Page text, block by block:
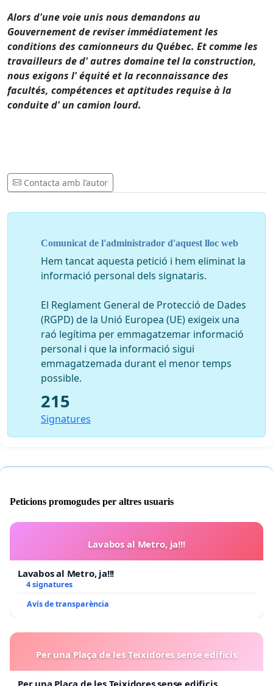
Alors d'une voie unis nous demandons au
Gouvernement de reviser immédiatement les
conditions des camionneurs du Québec. Et comme les
travailleurs de d' autres domaine tel la construction,
nous exigons l' équité et la reconnaissance des
facultés, compétences et aptitudes requise à la
conduite d' un camion lourd.
Contacta amb l’autor
Comunicat de l'administrador d'aquest lloc web
Hem tancat aquesta petició i hem eliminat la
informació personal dels signataris.
El Reglament General de Protecció de Dades
(RGPD) de la Unió Europea (UE) exigeix una
raó legítima per emmagatzemar informació
personal i que la informació sigui
emmagatzemada durant el menor temps
possible.
215
Signatures
Peticions promogudes per altres usuaris
Lavabos al Metro, ja!!!
Lavabos al Metro, ja!!!
4 signatures
Avís de transparència
Per una Plaça de les Teixidores sense edificis
Per una Plaça de les Teixidores sense edificis